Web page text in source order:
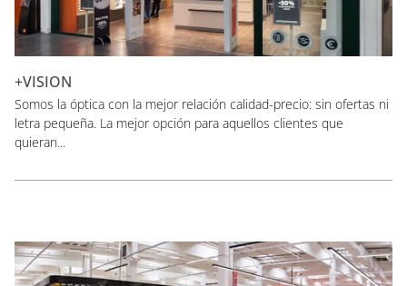
+VISION
Somos la óptica con la mejor relación calidad-precio: sin ofertas ni
letra pequeña. La mejor opción para aquellos clientes que
quieran...